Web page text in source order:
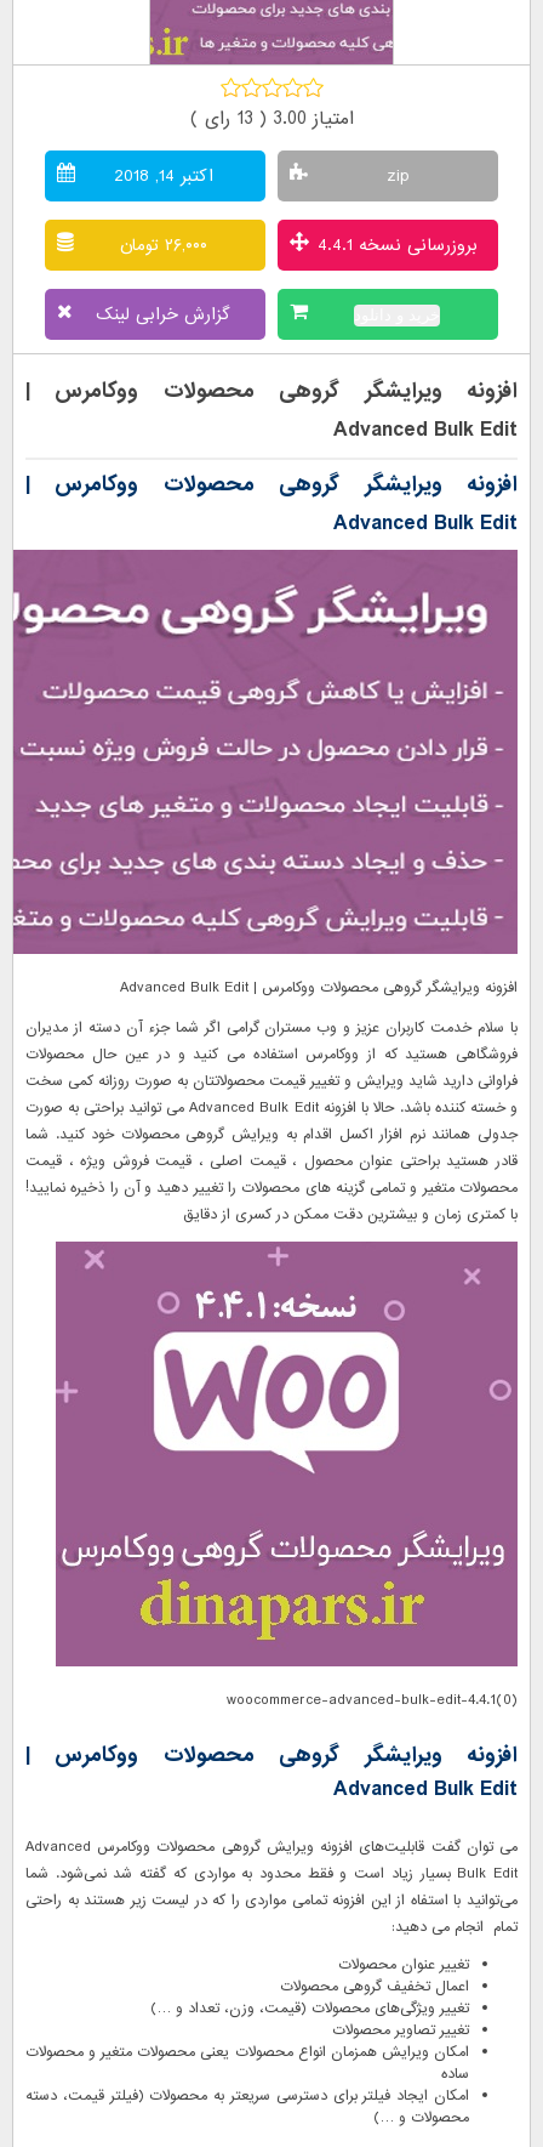
امتیاز 3.00 ( 13 رای )
zip اکتبر 14, 2018
بروزرسانی نسخه 4.4.1 ۲۶,۰۰۰ تومان
خرید و دانلود گزارش خرابی لینک
افزونه ویرایشگر گروهی محصولات ووکامرس |
Advanced Bulk Edit
افزونه ویرایشگر گروهی محصولات ووکامرس |
Advanced Bulk Edit
افزونه ویرایشگر گروهی محصولات ووکامرس | Advanced Bulk Edit
با سلام خدمت کاربران عزیز و وب مستران گرامی اگر شما جزء آن دسته از مدیران
فروشگاهی هستید که از ووکامرس استفاده می کنید و در عین حال محصولات
فراوانی دارید شاید ویرایش و تغییر قیمت محصولاتتان به صورت روزانه کمی سخت
و خسته کننده باشد. حالا با افزونه Advanced Bulk Edit می توانید براحتی به صورت
جدولی همانند نرم افزار اکسل اقدام به ویرایش گروهی محصولات خود کنید. شما
قادر هستید براحتی عنوان محصول ، قیمت اصلی ، قیمت فروش ویژه ، قیمت
محصولات متغیر و تمامی گزینه های محصولات را تغییر دهید و آن را ذخیره نمایید!
با کمتری زمان و بیشترین دقت ممکن در کسری از دقایق
woocommerce-advanced-bulk-edit-4.4.1(0)
افزونه ویرایشگر گروهی محصولات ووکامرس |
Advanced Bulk Edit
می توان گفت قابلیت‌های افزونه ویرایش گروهی محصولات ووکامرس Advanced
Bulk Edit بسیار زیاد است و فقط محدود به مواردی که گفته شد نمی‌شود. شما
می‌توانید با استفاه از این افزونه تمامی مواردی را که در لیست زیر هستند به راحتی
تمام انجام می دهید:
تغییر عنوان محصولات
اعمال تخفیف گروهی محصولات
تغییر ویژگی‌های محصولات (قیمت، وزن، تعداد و …)
تغییر تصاویر محصولات
امکان ویرایش همزمان انواع محصولات یعنی محصولات متغیر و محصولات
ساده
امکان ایجاد فیلتر برای دسترسی سریعتر به محصولات (فیلتر قیمت، دسته
محصولات و …)